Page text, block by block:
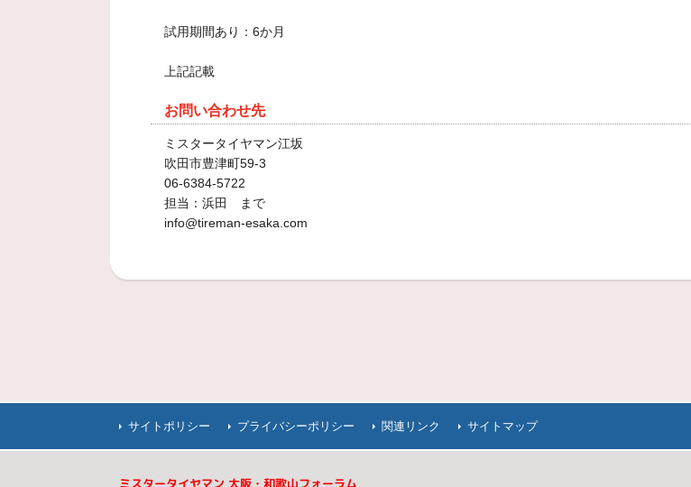
試用期間あり：6か月
上記記載
お問い合わせ先
ミスタータイヤマン江坂
吹田市豊津町59-3
06-6384-5722
担当：浜田 まで
info@tireman-esaka.com
サイトポリシー プライバシーポリシー 関連リンク サイトマップ
ミスタータイヤマン 大阪・和歌山フォーラム